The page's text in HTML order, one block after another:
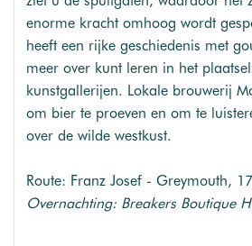
enorme kracht omhoog wordt
heeft een rijke geschiedenis met
meer over kunt leren in het
kunstgallerijen. Lokale brouwerij
om bier te proeven en om te
over de wilde westkust.
Route: Franz Josef - Greymouth,
Overnachting: Breakers Boutique